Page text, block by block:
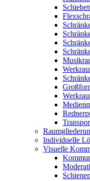
Individuelle
Visuelle